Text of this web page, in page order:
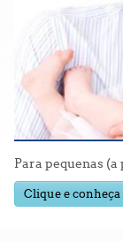
Para pequenas
Clique e conheça